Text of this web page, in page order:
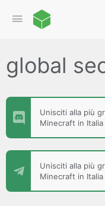
global
Unisciti alla più
Minecraft in Italia
Unisciti alla più
Minecraft in Italia